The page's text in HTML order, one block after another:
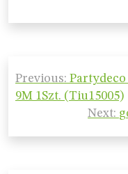
wpisu
Previous: Partydeco
9M 1Szt. (Tiu15005)
Next: